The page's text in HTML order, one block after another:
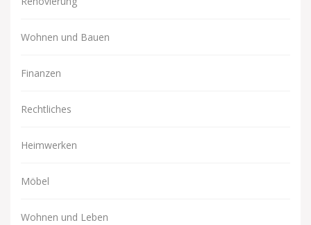
Wohnen und Bauen
Finanzen
Rechtliches
Heimwerken
Möbel
Wohnen und Leben